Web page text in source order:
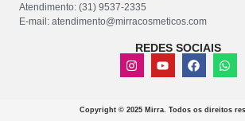
Atendimento: (31) 9537-2335
E-mail: atendimento@mirracosmeticos.com
REDES SOCIAIS
Copyright © 2025 Mirra. Todos os direitos